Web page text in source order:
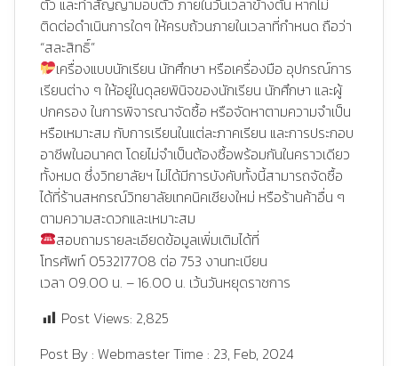
ตัว และทำสัญญามอบตัว ภายในวันเวลาข้างต้น หากไม่
ติดต่อดำเนินการใดๆ ให้ครบถ้วนภายในเวลาที่กำหนด ถือว่า
“สละสิทธิ์”
เครื่องแบบนักเรียน นักศึกษา หรือเครื่องมือ อุปกรณ์การ
เรียนต่าง ๆ ให้อยู่ในดุลยพินิจของนักเรียน นักศึกษา และผู้
ปกครอง ในการพิจารณาจัดซื้อ หรือจัดหาตามความจำเป็น
หรือเหมาะสม กับการเรียนในแต่ละภาคเรียน และการประกอบ
อาชีพในอนาคต โดยไม่จำเป็นต้องซื้อพร้อมกันในคราวเดียว
ทั้งหมด ซึ่งวิทยาลัยฯ ไม่ได้มีการบังคับทั้งนี้สามารถจัดซื้อ
ได้ที่ร้านสหกรณ์วิทยาลัยเทคนิคเชียงใหม่ หรือร้านค้าอื่น ๆ
ตามความสะดวกและเหมาะสม
สอบถามรายละเอียดข้อมูลเพิ่มเติมได้ที่
โทรศัพท์ 053217708 ต่อ 753 งานทะเบียน
เวลา 09.00 น. – 16.00 น. เว้นวันหยุดราชการ
Post Views: 2,825
Post By : WebmasterTime : 23, Feb, 2024